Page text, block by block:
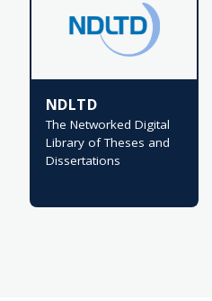
NDLTD
The Networked Digital
Library of Theses and
Dissertations